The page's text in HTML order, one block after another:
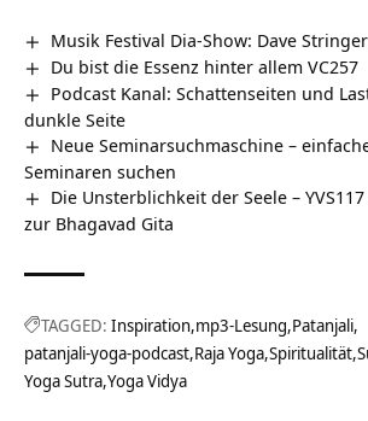
Musik Festival Dia-Show: Dave
Du bist die Essenz hinter allem VC257
Podcast Kanal: Schattenseiten und
dunkle Seite
Neue Seminarsuchmaschine –
Seminaren suchen
Die Unsterblichkeit der Seele –
zur Bhagavad Gita
TAGGED: Inspiration mp3-Lesung Patanjali
patanjali-yoga-podcast Raja Yoga Spiritualität
Yoga Sutra Yoga Vidya